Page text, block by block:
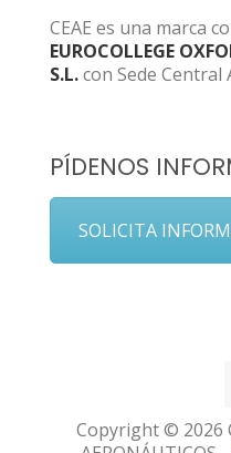
CEAE es una marca
EUROCOLLEGE
S.L.con Sede Central
PÍDENOS
SOLICITA
Copyright © 2026